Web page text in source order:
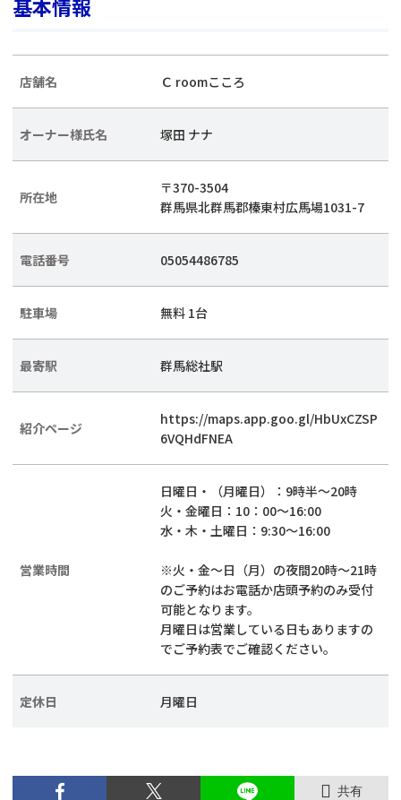
基本情報
店舗名 Ｃ roomこころ
オーナー様氏名 塚田 ナナ
所在地
〒370-3504
群馬県北群馬郡榛東村広馬場1031-7
電話番号 05054486785
駐車場 無料 1台
最寄駅 群馬総社駅
紹介ページ
https://maps.app.goo.gl/HbUxCZSP
6VQHdFNEA
営業時間
日曜日・（月曜日）：9時半～20時
火・金曜日：10：00～16:00
水・木・土曜日：9:30～16:00
※火・金～日（月）の夜間20時～21時
のご予約はお電話か店頭予約のみ受付
可能となります。
月曜日は営業している日もありますの
でご予約表でご確認ください。
定休日 月曜日
共有